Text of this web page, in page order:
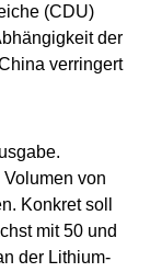
(CDU)
der
verringert
von
Konkret soll
mit 50 und
der Lithium-